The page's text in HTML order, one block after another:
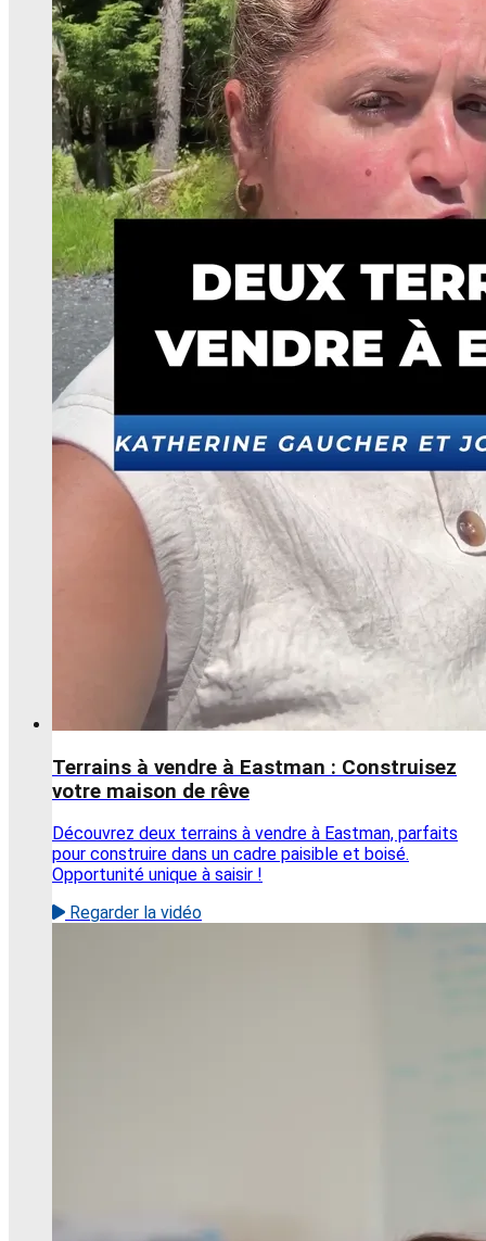
Terrains à vendre à Eastman : Construisez
votre maison de rêve
Découvrez deux terrains à vendre à Eastman, parfaits
pour construire dans un cadre paisible et boisé.
Opportunité unique à saisir !
Regarder la vidéo